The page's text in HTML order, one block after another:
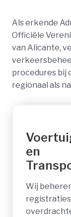
Als erkende
Officiële
van Alicante,
procedures bij
regionaal als
en
Wij